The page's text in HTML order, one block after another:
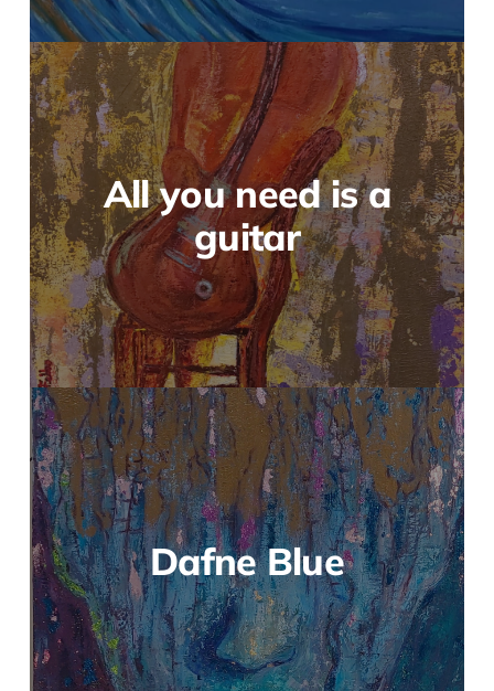
All you need is a
guitar
Dafne Blue